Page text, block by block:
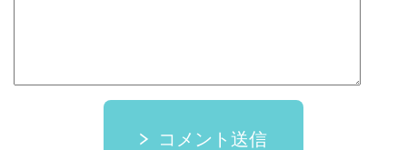
コメント送信